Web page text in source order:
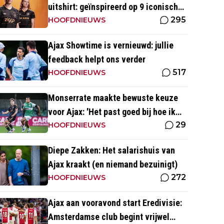
uitshirt: geïnspireerd op 9 iconische
momenten uit clubhistorie
HOOFDNIEUWS 295
Ajax Showtime is vernieuwd: jullie
feedback helpt ons verder
HOOFDNIEUWS 517
Monserrate maakte bewuste keuze
voor Ajax: 'Het past goed bij hoe ik
naar voetbal kijk’
HOOFDNIEUWS 29
Diepe Zakken: Het salarishuis van
Ajax kraakt (en niemand bezuinigt)
HOOFDNIEUWS 272
Ajax aan vooravond start Eredivisie:
Amsterdamse club begint vrijwel